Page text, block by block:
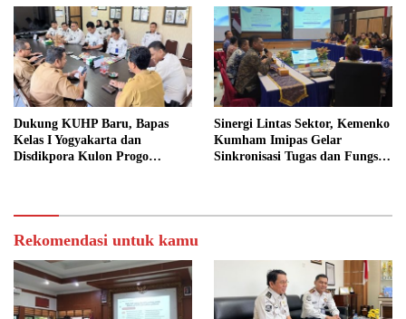
Dukung KUHP Baru, Bapas
Kelas I Yogyakarta dan
Disdikpora Kulon Progo
Sinergi Lintas Sektor, Kemenko
Kumham Imipas Gelar
Sinkronisasi Tugas dan Fungsi
Rekomendasi untuk kamu